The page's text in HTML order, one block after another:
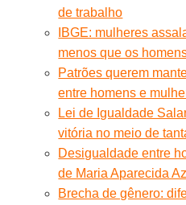
de trabalho
IBGE: mulheres
menos que os
Patrões querem
entre homens e
Lei de Igualdade
vitória no meio de
Desigualdade entre
de Maria Aparecida
Brecha de gênero: